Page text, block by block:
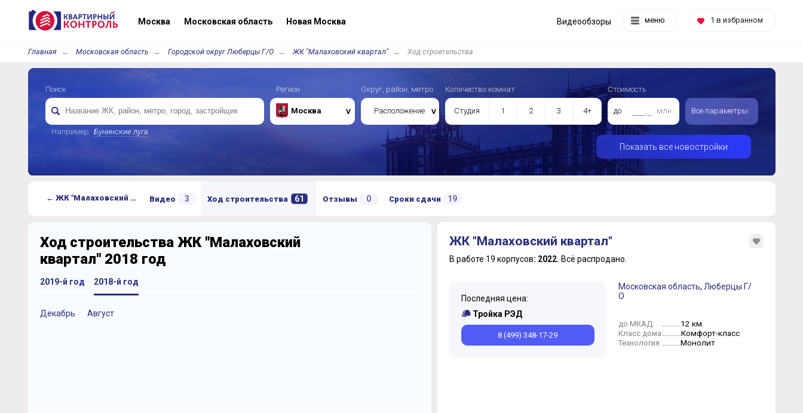
Москва Московская область Новая Москва меню 1 в избранном
Видеообзоры
Главная Московская область Городской округ Люберцы Г/О ЖК "Малаховский квартал" Ход строительства
Поиск
Например: Бунинские луга
Регион
Москва
Округ, район, метро
Расположение
Количество комнат
Студия 1 2 3 4+
Стоимость
до млн. Все параметры
Показать все новостройки
← ЖК "Малаховский квартал" Видео 3 Ход строительства 61 Отзывы 0 Сроки сдачи 19
Ход строительства ЖК "Малаховский
квартал" 2018 год
2019-й год
Октябрь Сентябрь
2018-й год
Декабрь Август
ЖК "Малаховский квартал"
В работе 19 корпусов: 2022. Всё распродано.
Последняя цена:
Тройка РЭД
8 (499) 348-17-29
Московская область, Люберцы Г/
О
до МКАД: 12 км.
Класс дома: Комфорт-класс
Технология: Монолит